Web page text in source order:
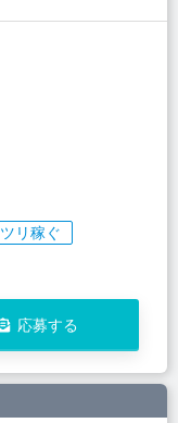
リ稼ぐ
応募する